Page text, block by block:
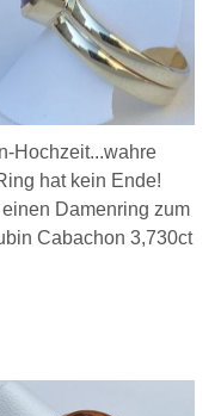
Hochzeit...wahre
hat kein Ende!
Damenring zum
Cabachon 3,730ct